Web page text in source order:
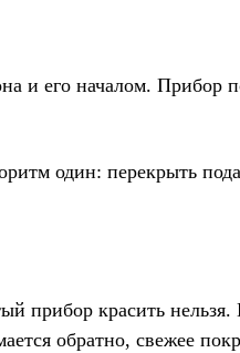
его началом. Прибор
один: перекрыть
прибор красить
обратно, свежее